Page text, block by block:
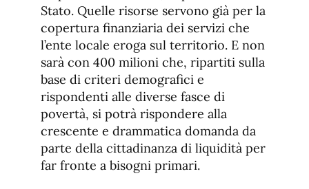
Stato. Quelle risorse servono già per la
copertura finanziaria dei servizi che
l’ente locale eroga sul territorio. E non
sarà con 400 milioni che, ripartiti sulla
base di criteri demografici e
rispondenti alle diverse fasce di
povertà, si potrà rispondere alla
crescente e drammatica domanda da
parte della cittadinanza di liquidità per
far fronte a bisogni primari.